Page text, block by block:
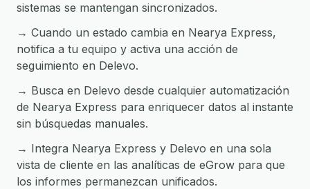
sistemas se mantengan sincronizados.
→ Cuando un estado cambia en Nearya Express,
notifica a tu equipo y activa una acción de
seguimiento en Delevo.
→ Busca en Delevo desde cualquier automatización
de Nearya Express para enriquecer datos al instante
sin búsquedas manuales.
→ Integra Nearya Express y Delevo en una sola
vista de cliente en las analíticas de eGrow para que
los informes permanezcan unificados.